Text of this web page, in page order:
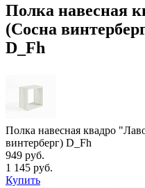
Полка навесная
(Сосна
D_Fh
Полка навесная квадро
винтерберг) D_Fh
949 руб.
1 145 руб.
Купить